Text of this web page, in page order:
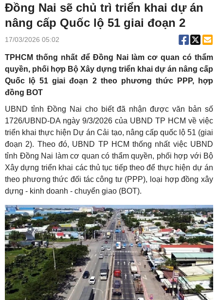
Đồng Nai sẽ chủ trì triển khai dự án
nâng cấp Quốc lộ 51 giai đoạn 2
17/03/2026 05:02
TPHCM thống nhất để Đồng Nai làm cơ quan có thẩm
quyền, phối hợp Bộ Xây dựng triển khai dự án nâng cấp
Quốc lộ 51 giai đoạn 2 theo phương thức PPP, hợp
đồng BOT
UBND tỉnh Đồng Nai cho biết đã nhận được văn bản số
1726/UBND-DA ngày 9/3/2026 của UBND TP HCM về việc
triển khai thực hiện Dự án Cải tạo, nâng cấp quốc lộ 51 (giai
đoạn 2). Theo đó, UBND TP HCM thống nhất việc UBND
tỉnh Đồng Nai làm cơ quan có thẩm quyền, phối hợp với Bộ
Xây dựng triển khai các thủ tục tiếp theo để thực hiện dự án
theo phương thức đối tác công tư (PPP), loại hợp đồng xây
dựng - kinh doanh - chuyển giao (BOT).